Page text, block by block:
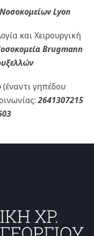
Νοσοκομείων Lyon
και Χειρουργική
Brugmann
(έναντι γηπέδου
2641307215